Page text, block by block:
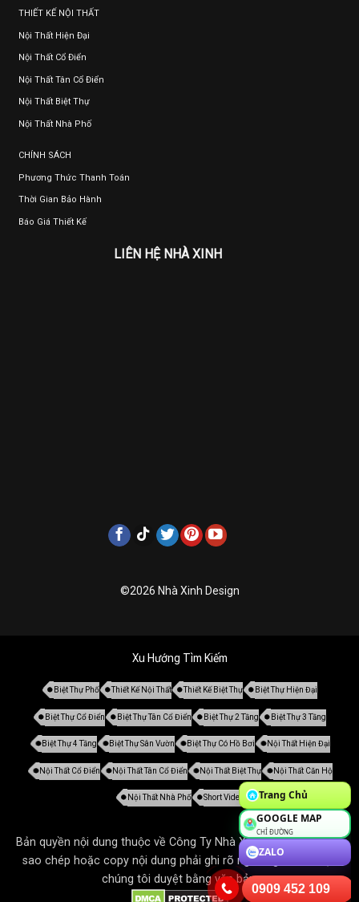
THIẾT KẾ NỘI THẤT
Nội Thất Hiện Đại
Nội Thất Cổ Điển
Nội Thất Tân Cổ Điển
Nội Thất Biệt Thự
Nội Thất Nhà Phố
CHÍNH SÁCH
Phương Thức Thanh Toán
Thời Gian Bảo Hành
Báo Giá Thiết Kế
LIÊN HỆ NHÀ XINH
©2026 Nhà Xinh Design
Xu Hướng Tìm Kiếm
Biệt Thự Phố Thiết Kế Nội Thất Thiết Kế Biệt Thự Biệt Thự Hiện Đại
Biệt Thự Cổ Điển Biệt Thự Tân Cổ Điển Biệt Thự 2 Tầng Biệt Thự 3 Tầng
Biệt Thự 4 Tầng Biệt Thự Sân Vườn Biệt Thự Có Hồ Bơi Nội Thất Hiện Đại
Nội Thất Cổ Điển Nội Thất Tân Cổ Điển Nội Thất Biệt Thự Nội Thất Căn Hộ
Nội Thất Nhà Phố Short Video
Bản quyền nội dung thuộc về Công Ty Nhà Xinh. Tất cả mọi thứ
sao chép hoặc copy nội dung phải ghi rõ nguồn gốc và được
chúng tôi duyệt bằng văn bản.
Trang Chủ
GOOGLE MAP
CHỈ ĐƯỜNG
ZALO
0909 452 109